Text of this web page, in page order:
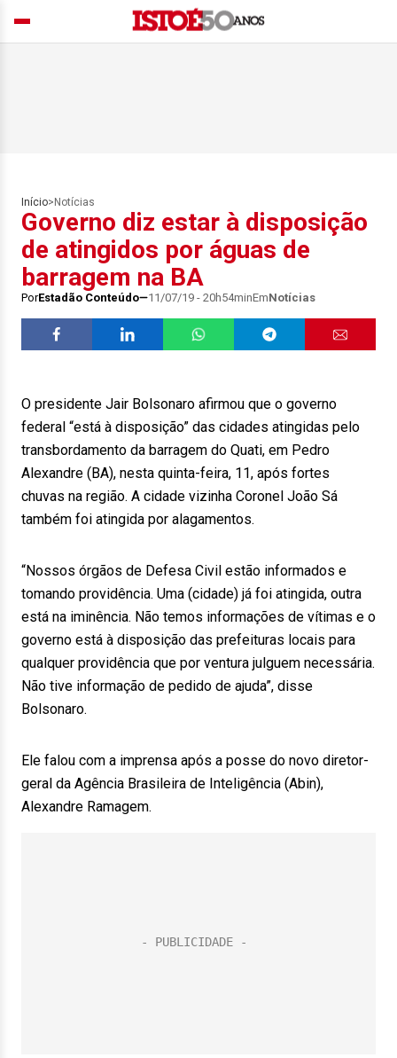
Início> Notícias
Governo diz estar à disposição
de atingidos por águas de
barragem na BA
PorEstadão Conteúdo 11/07/19 - 20h54minEmNotícias
O presidente Jair Bolsonaro afirmou que o governo
federal “está à disposição” das cidades atingidas pelo
transbordamento da barragem do Quati, em Pedro
Alexandre (BA), nesta quinta-feira, 11, após fortes
chuvas na região. A cidade vizinha Coronel João Sá
também foi atingida por alagamentos.
“Nossos órgãos de Defesa Civil estão informados e
tomando providência. Uma (cidade) já foi atingida, outra
está na iminência. Não temos informações de vítimas e o
governo está à disposição das prefeituras locais para
qualquer providência que por ventura julguem necessária.
Não tive informação de pedido de ajuda”, disse
Bolsonaro.
Ele falou com a imprensa após a posse do novo diretor-
geral da Agência Brasileira de Inteligência (Abin),
Alexandre Ramagem.